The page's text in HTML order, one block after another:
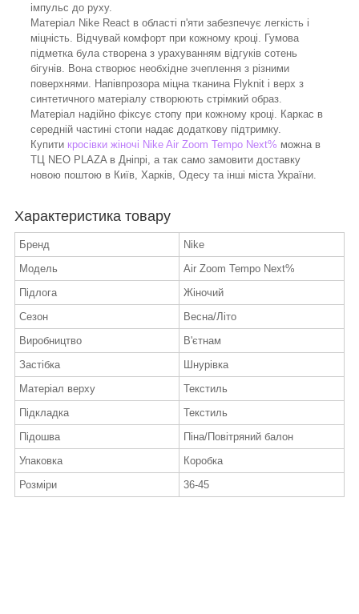
імпульс до руху.
Матеріал Nike React в області п'яти забезпечує легкість і
міцність. Відчувай комфорт при кожному кроці. Гумова
підметка була створена з урахуванням відгуків сотень
бігунів. Вона створює необхідне зчеплення з різними
поверхнями. Напівпрозора міцна тканина Flyknit і верх з
синтетичного матеріалу створюють стрімкий образ.
Матеріал надійно фіксує стопу при кожному кроці. Каркас в
середній частині стопи надає додаткову підтримку.
Купити кросівки жіночі Nike Air Zoom Tempo Next% можна в
ТЦ NEO PLAZA в Дніпрі, а так само замовити доставку
новою поштою в Київ, Харків, Одесу та інші міста України.
Характеристика товару
Бренд
Nike
Модель
Air Zoom Tempo Next%
Підлога
Жіночий
Сезон
Весна/Літо
Виробництво
В'єтнам
Застібка
Шнурівка
Матеріал верху
Текстиль
Підкладка
Текстиль
Підошва
Піна/Повітряний балон
Упаковка
Коробка
Розміри
36-45